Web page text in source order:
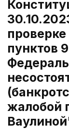
пунктов 9
жалобой